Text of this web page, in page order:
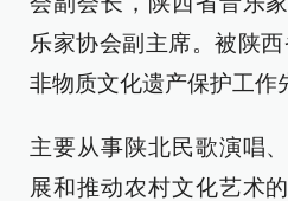
乐家协会副主席。被陕
非物质文化遗产保护工作
主要从事陕北民歌演唱
展和推动农村文化艺术